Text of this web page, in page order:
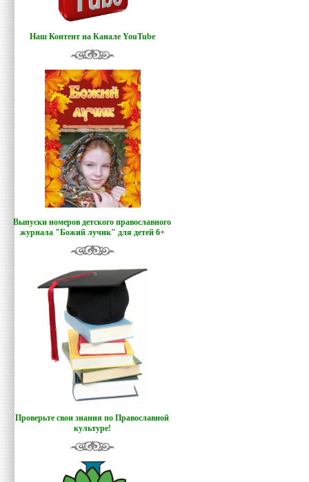
Наш Контент на Канале YouTube
Выпуски номеров детского православного
журнала "Божий лучик" для детей 6+
Проверьте свои знания по Православной
культуре!